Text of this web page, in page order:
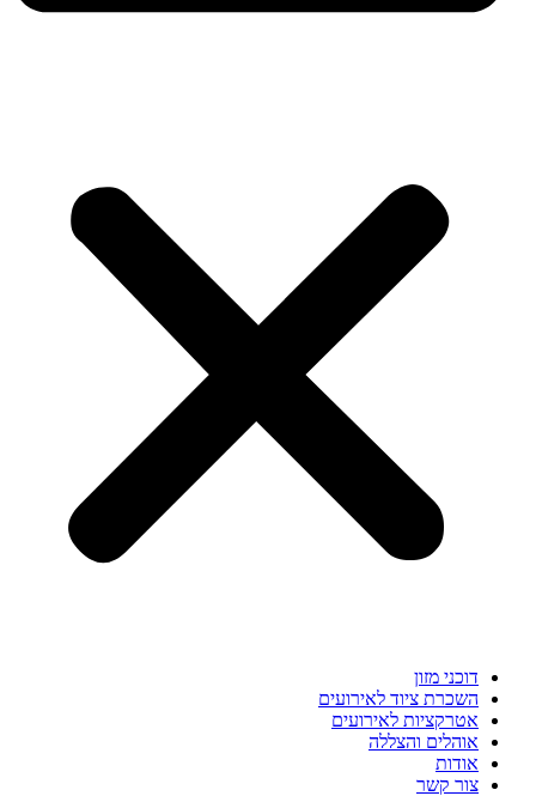
דוכני מזון
השכרת ציוד לאירועים
אטרקציות לאירועים
אוהלים והצללה
אודות
צור קשר